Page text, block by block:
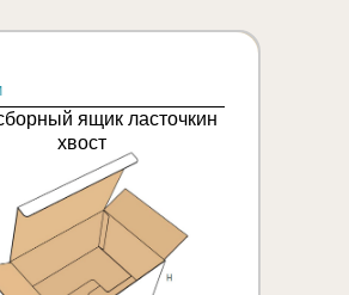
ящик ласточкин
хвост